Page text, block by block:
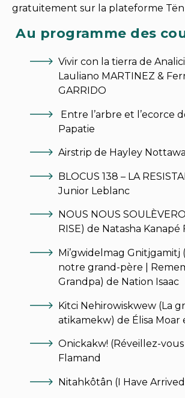
gratuitement sur la plateforme
Au programme des
Vivir con la tierra de
Lauliano MARTINEZ &
GARRIDO
Entre l’arbre et l’ecorce
Papatie
Airstrip de Hayley
BLOCUS 138 – LA
Junior Leblanc
NOUS NOUS
RISE) de Natasha Kanapé
Mi’gwidelmag Gnitjgamitj
notre grand-père |
Grandpa) de Nation Isaac
Kitci Nehirowiskwew (La
atikamekw) de Élisa Moar
Onickakw! (Réveillez-vous
Flamand
Nitahkôtân (I Have